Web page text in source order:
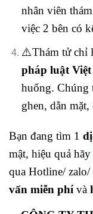
nhân viên
việc 2 bên có
⚠️Thám tử chỉ
pháp luật
huống. Chúng
ghen, dằn
Bạn đang tìm 1
mật, hiệu quả hãy
qua Hotline/ zalo/
vấn miễn phívà